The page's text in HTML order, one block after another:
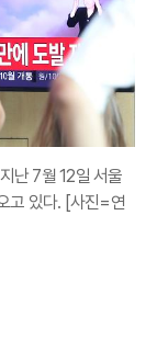
난 7월 12일 서울
고 있다. [사진=연